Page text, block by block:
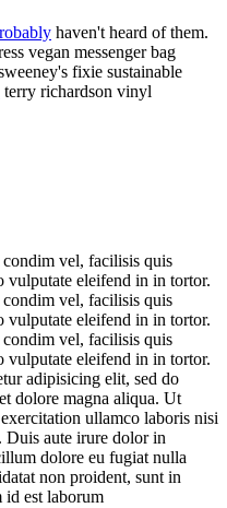
haven't heard of them.
vegan messenger bag
fixie sustainable
terry richardson vinyl
condim vel, facilisis quis
vulputate eleifend in in tortor.
condim vel, facilisis quis
vulputate eleifend in in tortor.
condim vel, facilisis quis
vulputate eleifend in in tortor.
adipisicing elit, sed do
dolore magna aliqua. Ut
ullamco laboris nisi
Duis aute irure dolor in
dolore eu fugiat nulla
non proident, sunt in
est laborum